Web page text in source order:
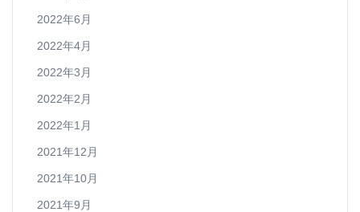
2022年6月
2022年4月
2022年3月
2022年2月
2022年1月
2021年12月
2021年10月
2021年9月